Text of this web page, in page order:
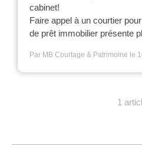
cabinet!
Faire appel à un courtier
de prêt immobilier présente
Par MB Courtage & Patrimoine le
1